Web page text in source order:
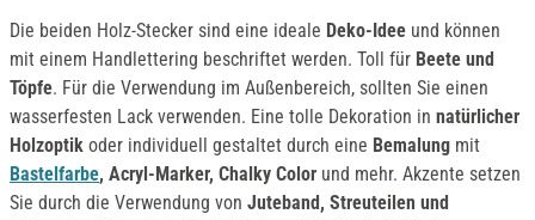
Die beiden Holz-Stecker sind eine ideale Deko-Idee und können
mit einem Handlettering beschriftet werden. Toll für Beete und
Töpfe. Für die Verwendung im Außenbereich, sollten Sie einen
wasserfesten Lack verwenden. Eine tolle Dekoration in natürlicher
Holzoptik oder individuell gestaltet durch eine Bemalung mit
Bastelfarbe, Acryl-Marker, Chalky Color und mehr. Akzente setzen
Sie durch die Verwendung von Juteband, Streuteilen und